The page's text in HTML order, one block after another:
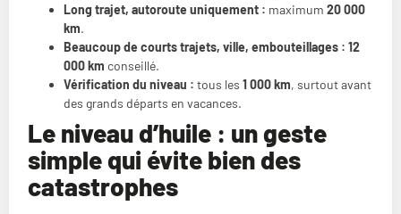
Long trajet, autoroute uniquement : maximum 20 000
km.
Beaucoup de courts trajets, ville, embouteillages : 12
000 km conseillé.
Vérification du niveau : tous les 1 000 km, surtout avant
des grands départs en vacances.
Le niveau d’huile : un geste
simple qui évite bien des
catastrophes